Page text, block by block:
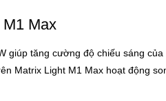
Max
tăng cường độ chiếu sáng
Matrix Light M1 Max hoạt động